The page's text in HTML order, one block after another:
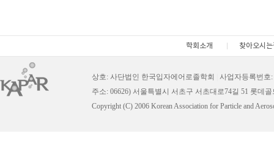
학회소개 찾아오시는
상호: 사단법인 한국입자에어로졸학회
사업자등록번호
주소: 06626) 서울특별시 서초구 서초대로74길 51 롯데
Copyright (C) 2006 Korean Association for Particle and